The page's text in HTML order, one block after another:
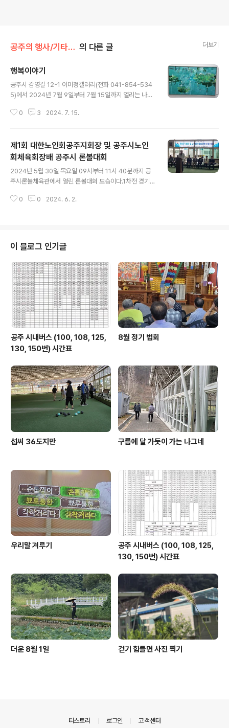
공주의 행사/기타공주행사(公州行事) 의 다른 글 더보기
행복이야기
공주시 감영길 12-1 이미정갤러리(전화 041-854-534
5)에서 2024년 7월 9일부터 7월 15일까지 열리는 나진
대통교를 건너려다 이미정 갤러리에서 무슨 전시가 있나
단을 오르니 전시회장은 조용했다. 반갑게 맞아주는 분은
친절하게 작가에 대한 이야기며 도움말을 준다. 고마웠다.
전시 작품을 모두 둘러봤는데 독특한 기법의 작품이란 생
각이 들었다. 특히 물속에서 피어나는 하얀 꽃을 표현한 작
여러 방법을 동원한 것 같았는데 이분의 작품의 성향이 내
0 3 2024. 7. 15.
제1회 대한노인회공주지회장 및 공주시노인
회체육회장배 공주시 론볼대회
2024년 5월 30일 목요일 09시부터 11시 40분까지 공
주시론볼체육관에서 열린 론볼대회 모습이다.1차전 경기가
데 1회전이 끝나고 10시부터 개회식이 있었다.개회식은 주
진 후 선수대표와 심판 대표의 선서가 이어졌다.▲론볼대
회 사회, 주병학 노인회 사무국장 ▲론볼대회 참가 내빈 소
개 ▲론볼대회 참가 선수 ▲론볼대회 참가 내빈 소개 ▲
박공규 공주시노인회지회장 인사 ▲론볼대회에서 인사하
는 정사일 공주시론볼협회장 ▲론볼대회에서 축사하는
공주시의회 의장 ▲론볼대회에 참여한 론볼..
0 0 2024. 6. 2.
이 블로그 인기글
공주 시내버스 (100, 108, 125,
130, 150번) 시간표
8월 정기 법회
섭씨 36도지만 구름에 달 가듯이 가는 나그네
우리말 겨루기
공주 시내버스 (100, 108, 125,
130, 150번) 시간표
더운 8월 1일 걷기 힘들면 사진 찍기
티스토리 로그인 고객센터